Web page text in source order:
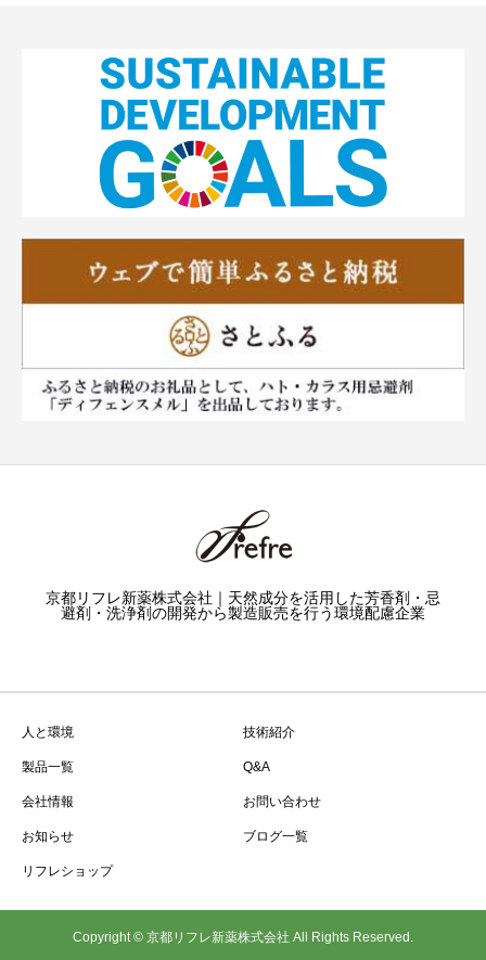
京都リフレ新薬株式会社｜天然成分を活用した芳香剤・忌
避剤・洗浄剤の開発から製造販売を行う環境配慮企業
人と環境 技術紹介
製品一覧 Q&A
会社情報 お問い合わせ
お知らせ ブログ一覧
リフレショップ
Copyright © 京都リフレ新薬株式会社 All Rights Reserved.